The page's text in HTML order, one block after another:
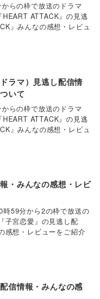
らの枠で放送のドラマ
HEART ATTACK』の見逃
』みんなの感想・レビュ
ラマ）見逃し配信情
いて
らの枠で放送のドラマ
HEART ATTACK』の見逃
』みんなの感想・レビュ
・みんなの感想・レビ
59分から2の枠で放送の
子宮恋愛』の見逃し配
感想・レビューをご紹介
信情報・みんなの感